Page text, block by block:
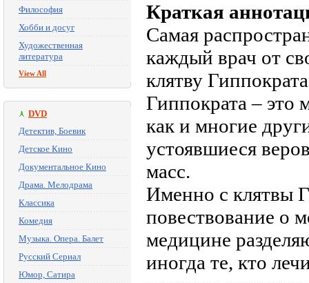
Философия
Хобби и досуг
Художественная
литература
View All
DVD
Детектив, Боевик
Детское Кино
Документальное Кино
Драма. Мелодрама
Классика
Комедия
Музыка. Опера. Балет
Русский Сериал
Юмор, Сатира
Краткая
Самая
каждый врач от
клятву
Гиппократа – это
как и многие
устоявшиеся
масс.
Именно с клятвы
повествование о
медицине
иногда те, кто